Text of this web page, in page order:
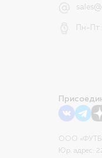
Пн-
ООО
Юр. адрес: